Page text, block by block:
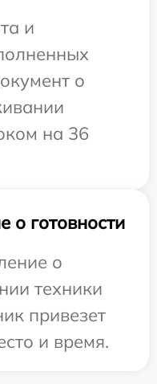
и
о
на 36
готовности
о
техники
привезет
и время.